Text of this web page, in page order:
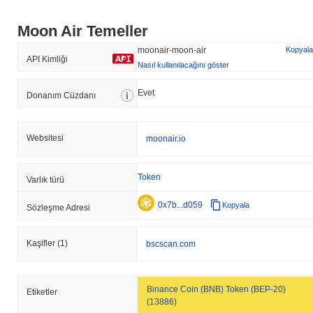
Moon Air Temeller
API Kimliği
moonair-moon-air
Kopyala
Nasıl kullanılacağını göster
Donanım Cüzdanı Evet
Websitesi moonair.io
Varlık türü Token
Sözleşme Adresi 0x7b...d059 Kopyala
Kaşifler (1) bscscan.com
Etiketler
Binance Coin (BNB) Token (BEP-20)
(13886)